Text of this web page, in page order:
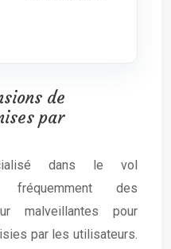
de
par
dans le vol
fréquemment des
malveillantes pour
par les utilisateurs.